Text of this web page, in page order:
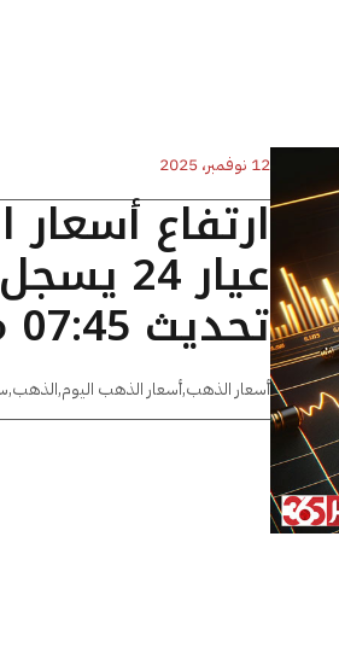
12 نوفمبر، 2025
ارتفاع
تحديث 07:45 مساءًا
أسعار الذهب,أسعار الذهب اليوم,الذهب,